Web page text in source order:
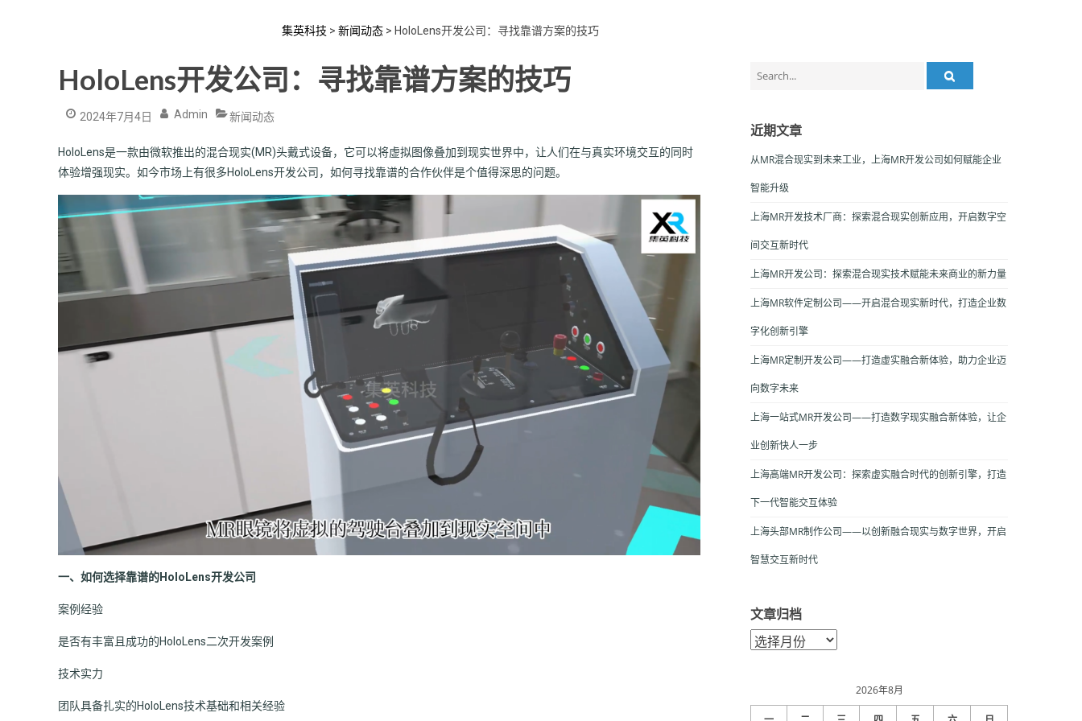
集英科技 > 新闻动态 > HoloLens开发公司：寻找靠谱方案的技巧
HoloLens开发公司：寻找靠谱方案的技巧
2024年7月4日 Admin 新闻动态
HoloLens是一款由微软推出的混合现实(MR)头戴式设备，它可以将虚拟图像叠加到现实世界中，让人们在与真实环境交互的同时
体验增强现实。如今市场上有很多HoloLens开发公司，如何寻找靠谱的合作伙伴是个值得深思的问题。
一、如何选择靠谱的HoloLens开发公司
案例经验
是否有丰富且成功的HoloLens二次开发案例
技术实力
团队具备扎实的HoloLens技术基础和相关经验
for:
近期文章
从MR混合现实到未来工业，上海MR开发公司如何赋能企业
智能升级
上海MR开发技术厂商：探索混合现实创新应用，开启数字空
间交互新时代
上海MR开发公司：探索混合现实技术赋能未来商业的新力量
上海MR软件定制公司——开启混合现实新时代，打造企业数
字化创新引擎
上海MR定制开发公司——打造虚实融合新体验，助力企业迈
向数字未来
上海一站式MR开发公司——打造数字现实融合新体验，让企
业创新快人一步
上海高端MR开发公司：探索虚实融合时代的创新引擎，打造
下一代智能交互体验
上海头部MR制作公司——以创新融合现实与数字世界，开启
智慧交互新时代
文章归档
文
章
2026年8月